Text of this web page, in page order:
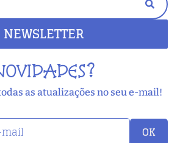
NEWSLETTER
as atualizações no seu e-mail!
OK